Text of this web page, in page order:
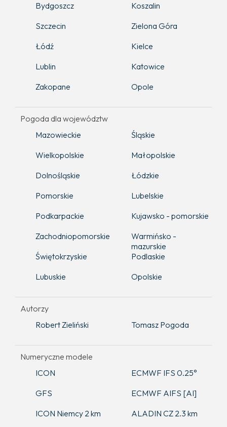
Bydgoszcz
Koszalin
Szczecin
Zielona Góra
Łódź
Kielce
Lublin
Katowice
Zakopane
Opole
Pogoda dla województw
Mazowieckie
Śląskie
Wielkopolskie
Małopolskie
Dolnośląskie
Łódzkie
Pomorskie
Lubelskie
Podkarpackie
Kujawsko - pomorskie
Zachodniopomorskie
Warmińsko -
mazurskie
Świętokrzyskie
Podlaskie
Lubuskie
Opolskie
Autorzy
Robert Zieliński
Tomasz Pogoda
Numeryczne modele
ICON
ECMWF IFS 0.25°
GFS
ECMWF AIFS [AI]
ICON Niemcy 2 km
ALADIN CZ 2.3 km